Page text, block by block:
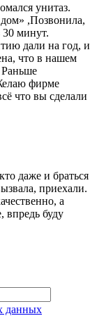
унитаз.
,Позвонила,
30 минут.
дали на год, и
что в нашем
Раньше
фирме
что вы сделали
даже и браться
приехали.
а
впредь буду
данных